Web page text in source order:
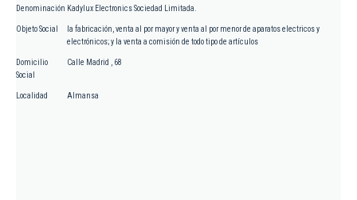
Denominación Kadylux Electronics Sociedad Limitada.
Objeto Social
la fabricación, venta al por mayor y venta al por menor de aparatos electricos y
electrónicos; y la venta a comisión de todo tipo de artículos
Domicilio
Social
Calle Madrid , 68
Localidad Almansa